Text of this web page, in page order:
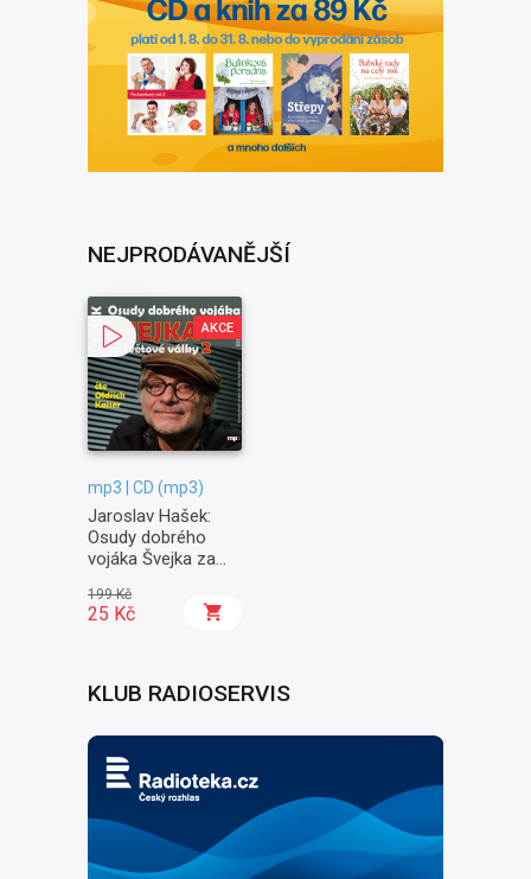
NEJPRODÁVANĚJŠÍ
AKCE
mp3 | CD (mp3)
Jaroslav Hašek:
Osudy dobrého
vojáka Švejka za
Na frontě
199 Kč
25 Kč
KLUB RADIOSERVIS